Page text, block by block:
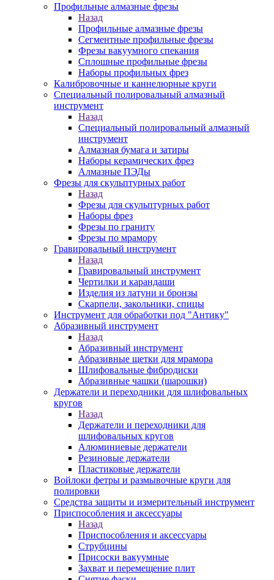
Профильные алмазные фрезы
Назад
Профильные алмазные фрезы
Сегментные профильные фрезы
Фрезы вакуумного спекания
Сплошные профильные фрезы
Наборы профильных фрез
Калибровочные и каннелюрные круги
Специальный полировальный алмазный
инструмент
Назад
Специальный полировальный алмазный
инструмент
Алмазная бумага и затиры
Наборы керамических фрез
Алмазные ПЭДы
Фрезы для скульптурных работ
Назад
Фрезы для скульптурных работ
Наборы фрез
Фрезы по граниту
Фрезы по мрамору
Гравировальный инструмент
Назад
Гравировальный инструмент
Чертилки и карандаши
Изделия из латуни и бронзы
Скарпели, закольники, спицы
Инструмент для обработки под "Антику"
Абразивный инструмент
Назад
Абразивный инструмент
Абразивные щетки для мрамора
Шлифовальные фибродиски
Абразивные чашки (шарошки)
Держатели и переходники для шлифовальных
кругов
Назад
Держатели и переходники для
шлифовальных кругов
Алюминиевые держатели
Резиновые держатели
Пластиковые держатели
Войлоки фетры и размывочные круги для
полировки
Средства защиты и измерительный инструмент
Приспособления и аксессуары
Назад
Приспособления и аксессуары
Струбцины
Присоски вакуумные
Захват и перемещение плит